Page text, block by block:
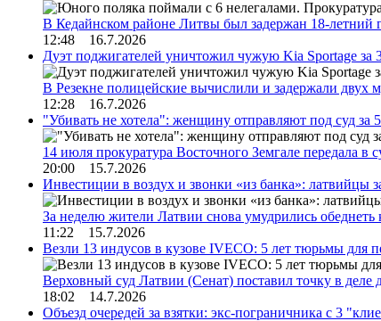
В Кедайнском районе Литвы был задержан 18-
12:48 16.7.2026
Дуэт поджигателей уничтожил чужую Kia Sportage за
В Резекне полицейские вычислили и задержали
12:28 16.7.2026
"Убивать не хотела": женщину отправляют под суд за
14 июля прокуратура Восточного Земгале передала в
20:00 15.7.2026
Инвестиции в воздух и звонки «из банка»: латвийцы
За неделю жители Латвии снова умудрились
11:22 15.7.2026
Везли 13 индусов в кузове IVECO: 5 лет тюрьмы для
Верховный суд Латвии (Сенат) поставил точку в деле
18:02 14.7.2026
Объезд очередей за взятки: экс-пограничника с 3